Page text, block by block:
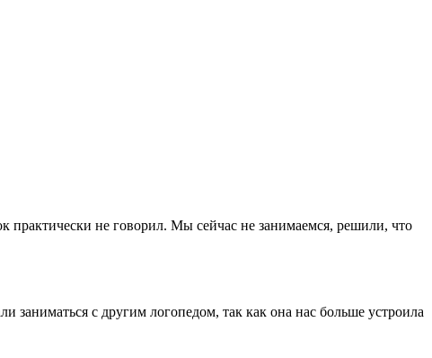
практически не говорил. Мы сейчас не занимаемся, решили, что
заниматься с другим логопедом, так как она нас больше устроила